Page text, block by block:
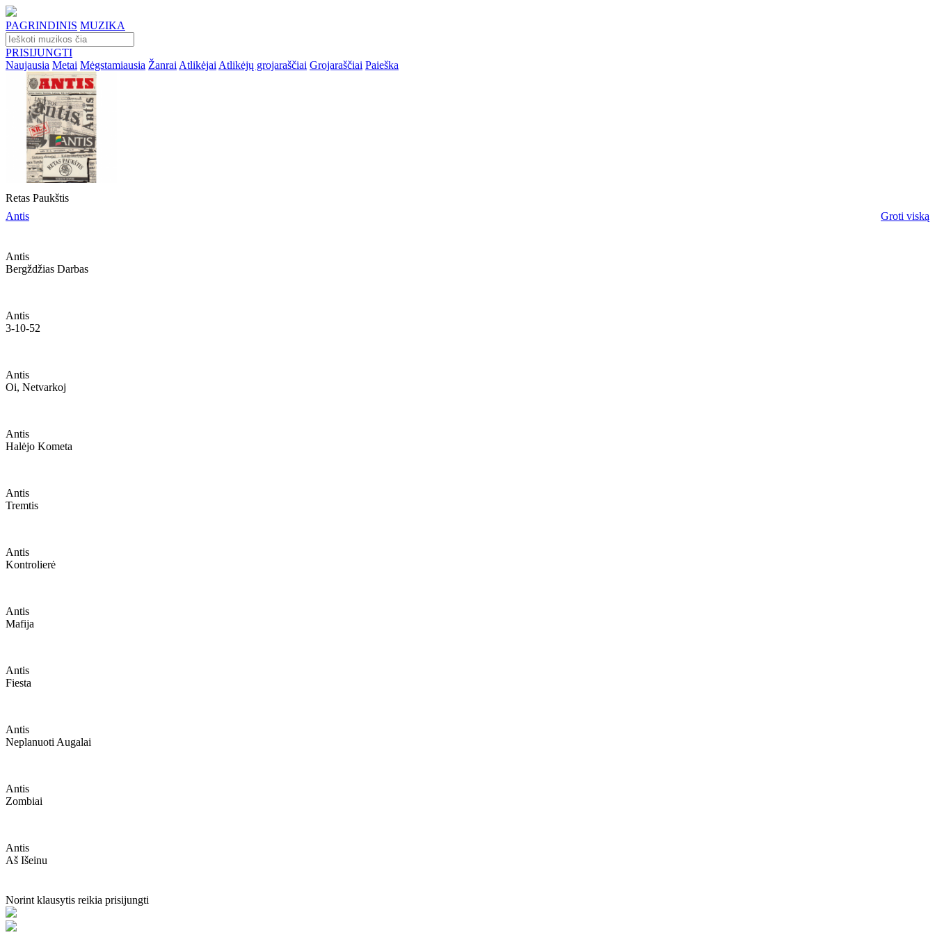
PAGRINDINIS MUZIKA
PRISIJUNGTI
Naujausia Metai Mėgstamiausia Žanrai Atlikėjai Atlikėjų grojaraščiai Grojaraščiai Paieška
Retas Paukštis
Antis
Groti viską
Antis
Bergždžias Darbas
Antis
3-10-52
Antis
Oi, Netvarkoj
Antis
Halėjo Kometa
Antis
Tremtis
Antis
Kontrolierė
Antis
Mafija
Antis
Fiesta
Antis
Neplanuoti Augalai
Antis
Zombiai
Antis
Aš Išeinu
Norint klausytis reikia prisijungti